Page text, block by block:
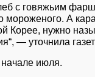
с говяжьим
мороженого. А
Корее, нужно
— уточнила
июля.